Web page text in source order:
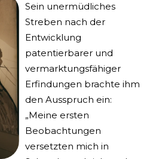
Sein unermüdliches
Streben nach der
Entwicklung
patentierbarer und
vermarktungsfähiger
Erfindungen brachte ihm
den Ausspruch ein:
„Meine ersten
Beobachtungen
versetzten mich in